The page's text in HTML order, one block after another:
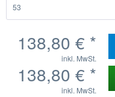
138,80 € *
inkl. MwSt.
138,80 € *
inkl. MwSt.